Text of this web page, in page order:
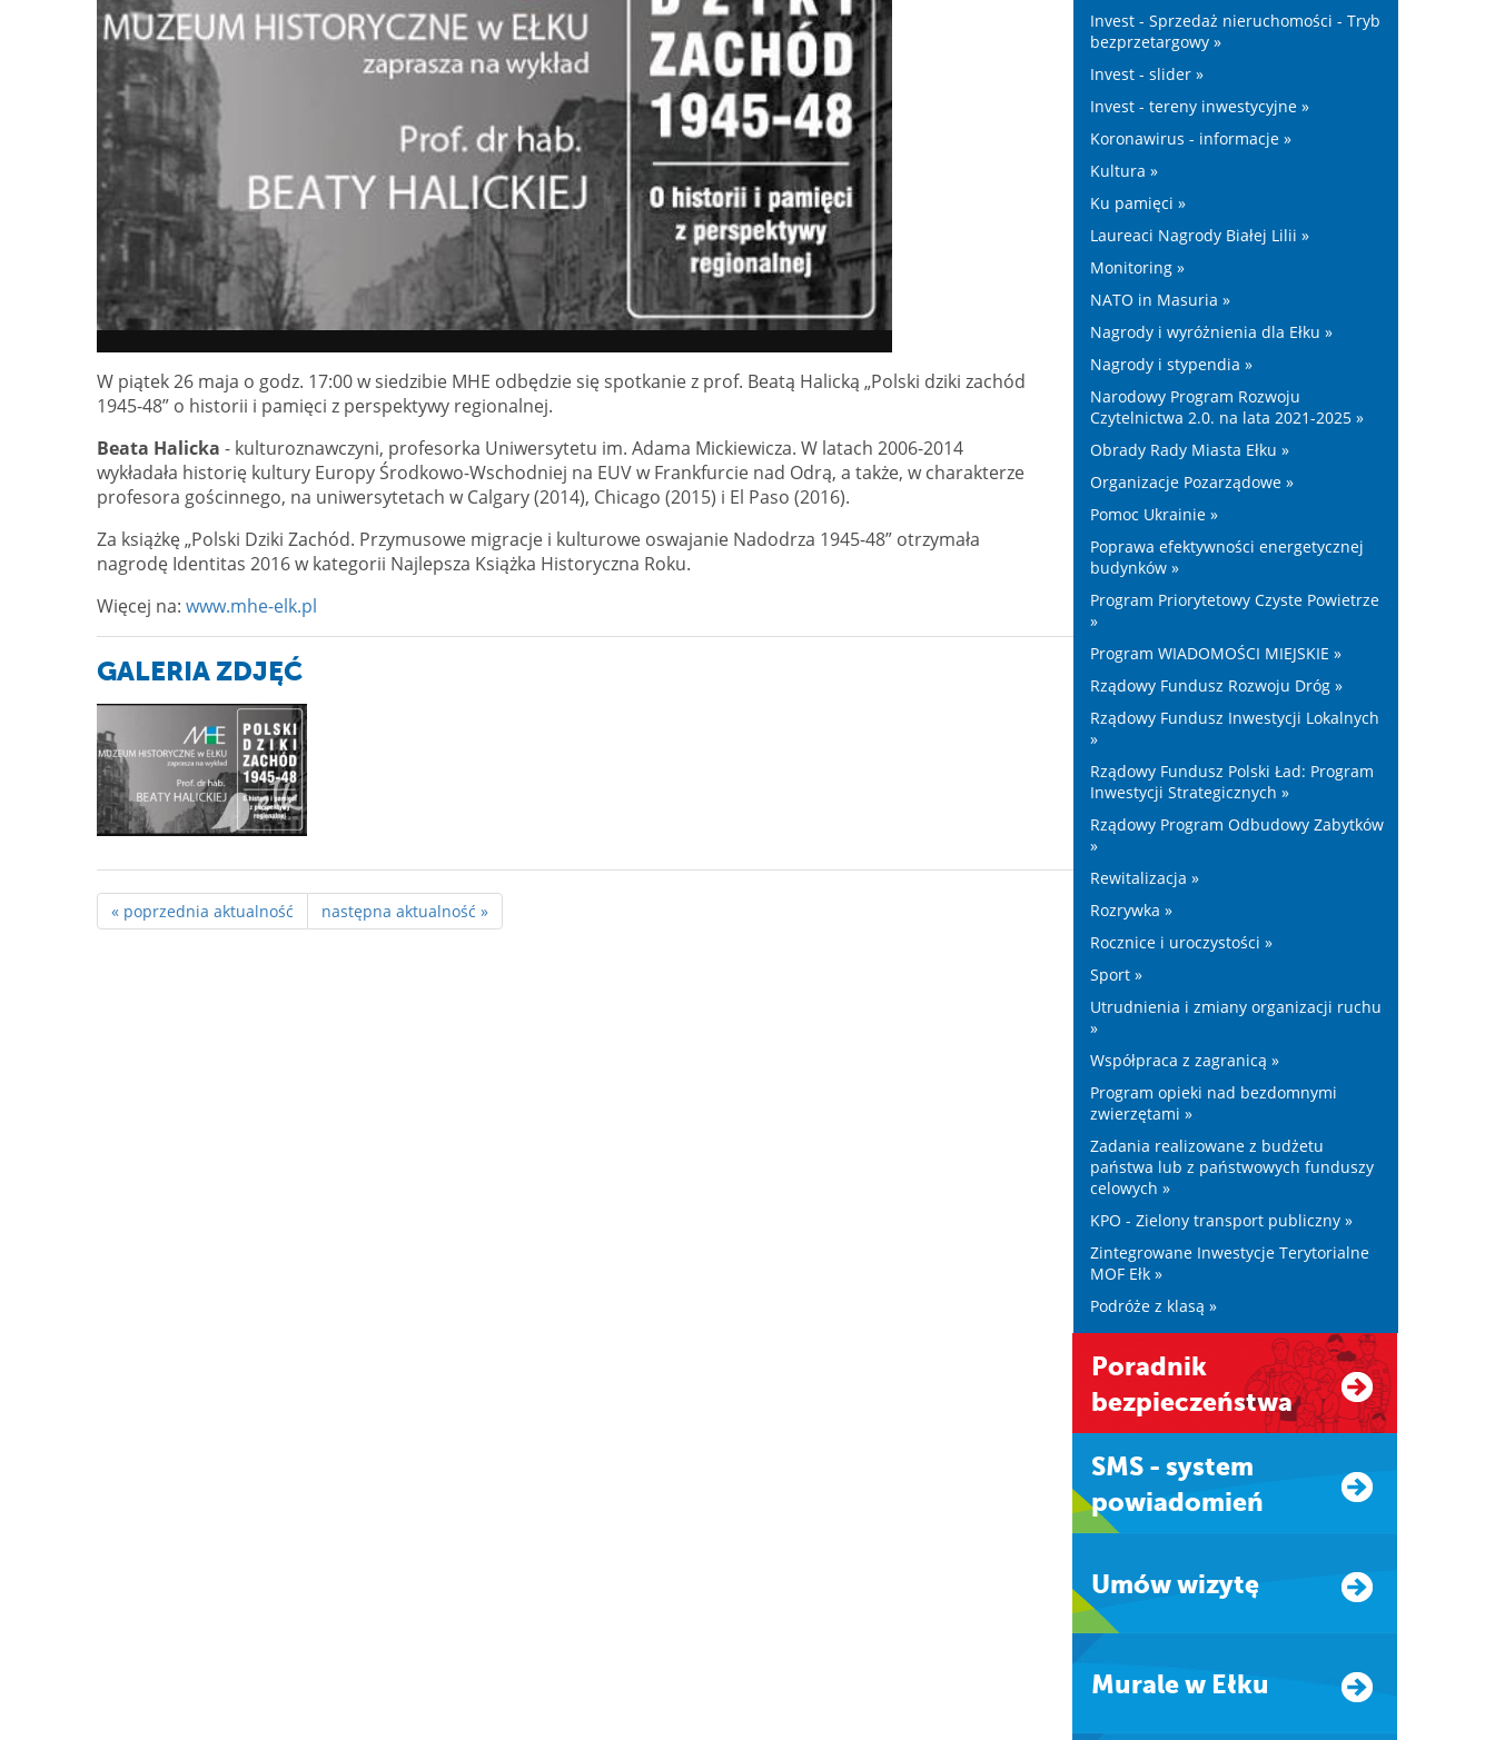
W piątek 26 maja o godz. 17:00 w siedzibie MHE odbędzie się spotkanie z prof. Beatą Halicką „Polski dziki zachód
1945-48” o historii i pamięci z perspektywy regionalnej.
Beata Halicka - kulturoznawczyni, profesorka Uniwersytetu im. Adama Mickiewicza. W latach 2006-2014
wykładała historię kultury Europy Środkowo-Wschodniej na EUV w Frankfurcie nad Odrą, a także, w charakterze
profesora gościnnego, na uniwersytetach w Calgary (2014), Chicago (2015) i El Paso (2016).
Za książkę „Polski Dziki Zachód. Przymusowe migracje i kulturowe oswajanie Nadodrza 1945-48” otrzymała
nagrodę Identitas 2016 w kategorii Najlepsza Książka Historyczna Roku.
Więcej na: www.mhe-elk.pl
GALERIA ZDJĘĆ
« poprzednia aktualność następna aktualność »
Invest - Sprzedaż nieruchomości - Tryb
bezprzetargowy »
Invest - slider »
Invest - tereny inwestycyjne »
Koronawirus - informacje »
Kultura »
Ku pamięci »
Laureaci Nagrody Białej Lilii »
Monitoring »
NATO in Masuria »
Nagrody i wyróżnienia dla Ełku »
Nagrody i stypendia »
Narodowy Program Rozwoju
Czytelnictwa 2.0. na lata 2021-2025 »
Obrady Rady Miasta Ełku »
Organizacje Pozarządowe »
Pomoc Ukrainie »
Poprawa efektywności energetycznej
budynków »
Program Priorytetowy Czyste Powietrze
»
Program WIADOMOŚCI MIEJSKIE »
Rządowy Fundusz Rozwoju Dróg »
Rządowy Fundusz Inwestycji Lokalnych
»
Rządowy Fundusz Polski Ład: Program
Inwestycji Strategicznych »
Rządowy Program Odbudowy Zabytków
»
Rewitalizacja »
Rozrywka »
Rocznice i uroczystości »
Sport »
Utrudnienia i zmiany organizacji ruchu
»
Współpraca z zagranicą »
Program opieki nad bezdomnymi
zwierzętami »
Zadania realizowane z budżetu
państwa lub z państwowych funduszy
celowych »
KPO - Zielony transport publiczny »
Zintegrowane Inwestycje Terytorialne
MOF Ełk »
Podróże z klasą »
Poradnik
bezpieczeństwa
SMS - system
powiadomień
Umów wizytę
Murale w Ełku